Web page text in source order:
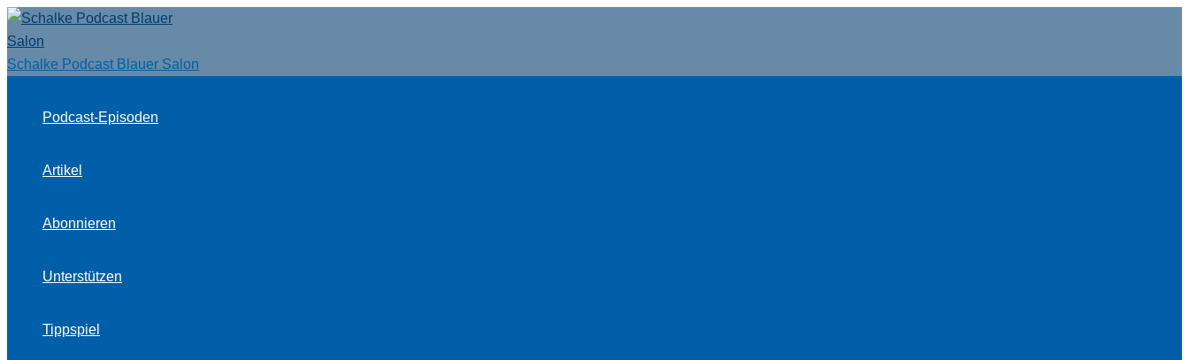
Zum
Inhalt
springen
Schalke Podcast Blauer Salon
Podcast-Episoden
Artikel
Abonnieren
Unterstützen
Tippspiel